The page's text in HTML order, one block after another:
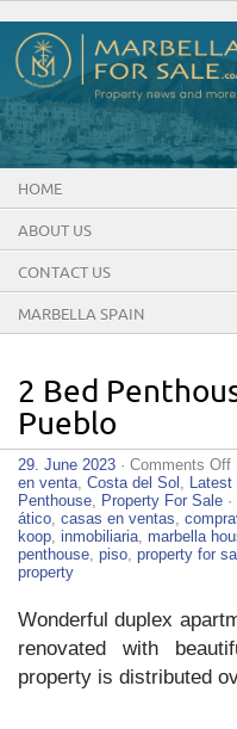
HOME
ABOUT US
CONTACT US
MARBELLA SPAIN
2 Bed
Pueblo
29. June 2023 · Comments Off
2
en venta Costa del Sol
Penthouse
Property For Sale
ático casas en ventas
koop inmobiliaria marbella
penthouse piso property for
property
Wonderful duplex
renovated with
property is distributed